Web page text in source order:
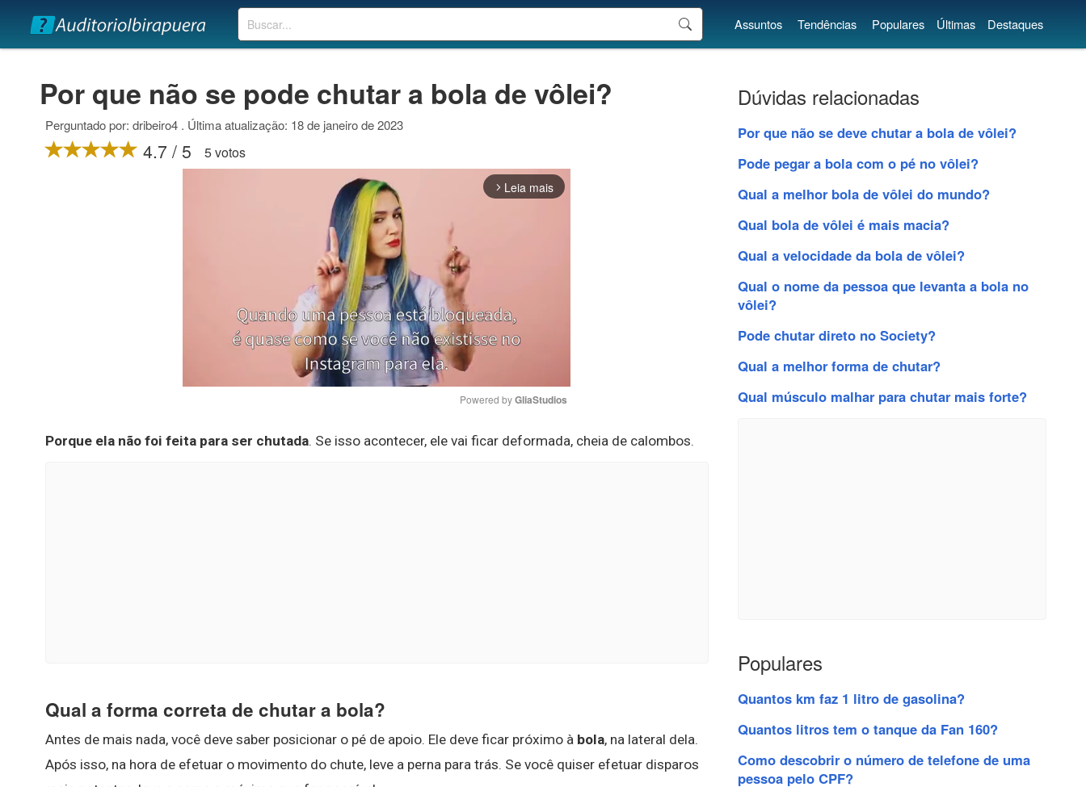
Buscar Assuntos Tendências Populares Últimas Destaques
Por que não se pode chutar a bola de vôlei?
Perguntado por: dribeiro4 . Última atualização: 18 de janeiro de 2023
4.7 / 5 5 votos
arrow_forward_ios Leia mais
Mute
Powered by GliaStudios
Porque ela não foi feita para ser chutada. Se isso acontecer, ele vai ficar deformada, cheia de calombos.
Qual a forma correta de chutar a bola?
Antes de mais nada, você deve saber posicionar o pé de apoio. Ele deve ficar próximo à bola, na lateral dela.
Após isso, na hora de efetuar o movimento do chute, leve a perna para trás. Se você quiser efetuar disparos
Dúvidas relacionadas
Por que não se deve chutar a bola de vôlei?
Pode pegar a bola com o pé no vôlei?
Qual a melhor bola de vôlei do mundo?
Qual bola de vôlei é mais macia?
Qual a velocidade da bola de vôlei?
Qual o nome da pessoa que levanta a bola no
vôlei?
Pode chutar direto no Society?
Qual a melhor forma de chutar?
Qual músculo malhar para chutar mais forte?
Populares
Quantos km faz 1 litro de gasolina?
Quantos litros tem o tanque da Fan 160?
Como descobrir o número de telefone de uma
pessoa pelo CPF?